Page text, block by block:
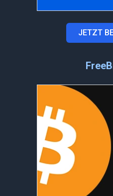
JETZT